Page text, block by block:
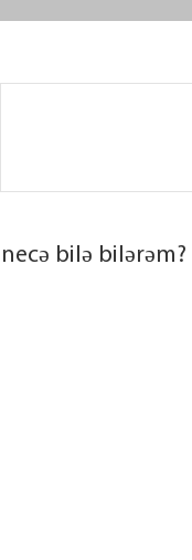
bilə bilərəm?